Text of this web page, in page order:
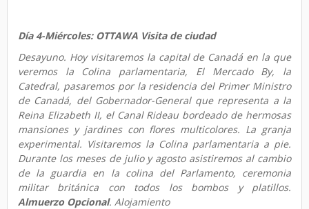
Día 4-Miércoles: OTTAWA Visita de ciudad
Desayuno. Hoy visitaremos la capital de Canadá en la que
veremos la Colina parlamentaria, El Mercado By, la
Catedral, pasaremos por la residencia del Primer Ministro
de Canadá, del Gobernador-General que representa a la
Reina Elizabeth II, el Canal Rideau bordeado de hermosas
mansiones y jardines con flores multicolores. La granja
experimental. Visitaremos la Colina parlamentaria a pie.
Durante los meses de julio y agosto asistiremos al cambio
de la guardia en la colina del Parlamento, ceremonia
militar británica con todos los bombos y platillos.
Almuerzo Opcional. Alojamiento